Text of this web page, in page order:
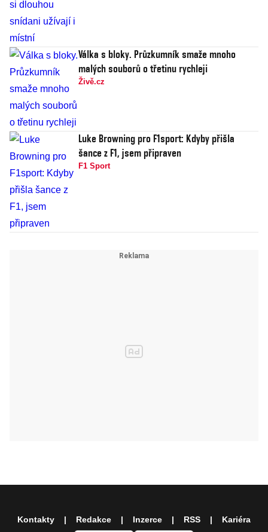
Válka s bloky. Průzkumník smaže mnoho
malých souborů o třetinu rychleji
Živě.cz
Luke Browning pro F1sport: Kdyby přišla
šance z F1, jsem připraven
F1 Sport
Kontakty Redakce Inzerce RSS Kariéra